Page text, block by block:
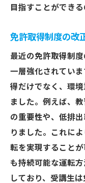
持続可能
埼玉の教
免許取得
未来の交
ム
目指すことができる
免許取得制度の改
最近の免許取得制
一層強化されてい
得だけでなく、環
ました。例えば、
の重要性や、低排
りました。これに
転を実現すること
も持続可能な運転
しており、受講生